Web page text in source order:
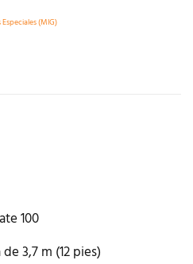
(MIG)
100
3,7 m (12 pies)